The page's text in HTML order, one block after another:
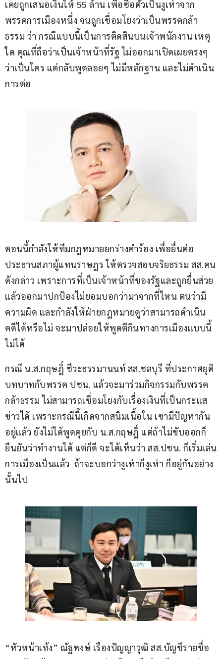
เคยถูกเสนอเงินให้ 55 ล้าน เพื่อซื้อตัวเป็นงูเห่าจาก
พรรคการเมืองหนึ่ง จนถูกเชื่อมโยงว่าเป็นพรรคกล้า
ธรรม ว่า กรณีแบบนี้เป็นการติดสินบนเจ้าพนักงาน เหตุ
ใด คุณที่ถือว่าเป็นเจ้าหน้าที่รัฐ ไม่ออกมาเปิดเผยตรงๆ
ว่าเป็นใคร แต่กลับพูดลอยๆ ไม่มีหลักฐาน และไม่ดำเนิน
การต่อ
ตอนนี้กำลังให้ทีมกฎหมายยกร่างคำร้อง เพื่อยื่นต่อ
ประธานสภาผู้แทนราษฎร ให้ตรวจสอบจริยธรรม สส.คน
ดังกล่าว เพราะการที่เป็นเจ้าหน้าที่ของรัฐและถูกยื่นส่วย
แล้วออกมาปกป้องไม่ยอมบอกว่ามาจากที่ไหน ตนว่ามี
ความผิด และกำลังให้ฝ่ายกฎหมายดูว่าสามารถดำเนิน
คดีได้หรือไม่ จะมาปล่อยให้พูดตีกินทางการเมืองแบบนี้
ไม่ได้
กรณี น.ส.กฤษฎิ์ ชีวะธรรมานนท์ สส.ชลบุรี ที่ประกาศยุติ
บทบาทกับพรรค ปชน. แล้วจะมาร่วมกิจกรรมกับพรรค
กล้าธรรม ไม่สามารถเชื่อมโยงกับเรื่องเงินที่เป็นกระแส
ข่าวได้ เพราะกรณีนี้เกิดจากสนิมเนื้อใน เขามีปัญหากัน
อยู่แล้ว ยังไม่ได้พูดคุยกับ น.ส.กฤษฎิ์ แต่ถ้าไม่ขับออกก็
ยืนยันว่าทำงานได้ แต่ก็ดี จะได้เห็นว่า สส.ปชน. ก็เริ่มเล่น
การเมืองเป็นแล้ว  ถ้าจะบอกว่างูเห่าก็งูเห่า ก็อยู่กันอย่าง
นั้นไป
“หัวหน้าเท้ง” ณัฐพงษ์ เรืองปัญญาวุฒิ สส.บัญชีรายชื่อ